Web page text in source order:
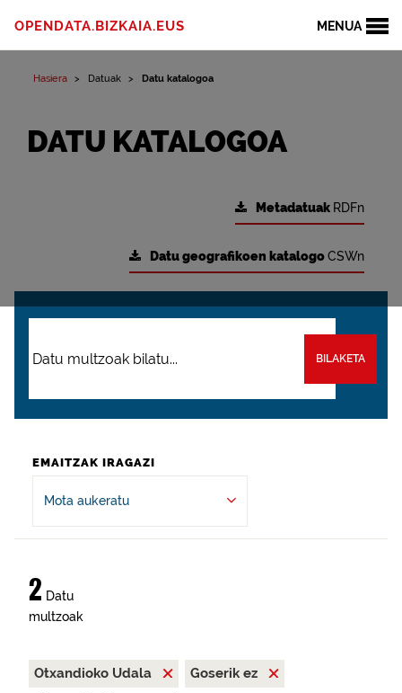
MENUA
OPENDATA.BIZKAIA.EUS
Hasiera Datuak Datu katalogoa
DATU KATALOGOA
Metadatuak RDFn
Datu geografikoen katalogoCSWn
BILAKETA
EMAITZAK IRAGAZI
Mota aukeratu
2 Datu
multzoak
Otxandioko Udala
Goserik ez